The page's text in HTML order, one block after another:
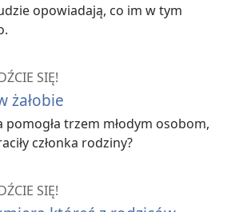
opowiadają, co im w tym
SIĘ!
żałobie
pomogła trzem młodym osobom,
członka rodziny?
SIĘ!